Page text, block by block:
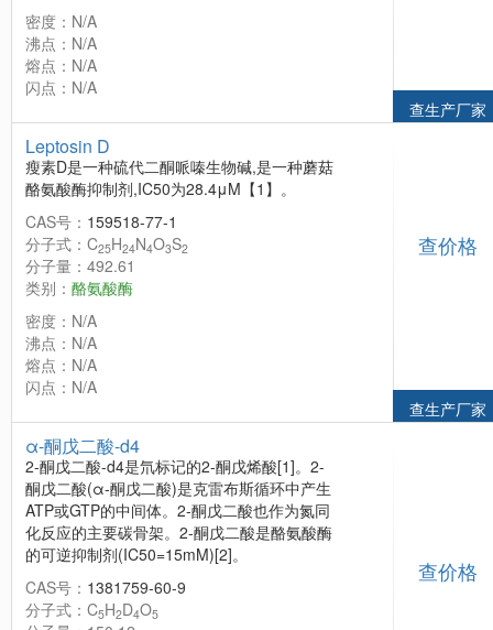
密度：N/A
沸点：N/A
熔点：N/A
闪点：N/A
查生产厂家
Leptosin D
瘦素D是一种硫代二酮哌嗪生物碱,是一种蘑菇
酪氨酸酶抑制剂,IC50为28.4μM【1】。
CAS号： 159518-77-1
分子式：C25H24N4O3S2
分子量：492.61
类别： 酪氨酸酶
密度：N/A
沸点：N/A
熔点：N/A
闪点：N/A
查价格
查生产厂家
α-酮戊二酸-d4
2-酮戊二酸-d4是氘标记的2-酮戊烯酸[1]。2-
酮戊二酸(α-酮戊二酸)是克雷布斯循环中产生
ATP或GTP的中间体。2-酮戊二酸也作为氮同
化反应的主要碳骨架。2-酮戊二酸是酪氨酸酶
的可逆抑制剂(IC50=15mM)[2]。
CAS号： 1381759-60-9
分子式：C5H2D4O5
查价格